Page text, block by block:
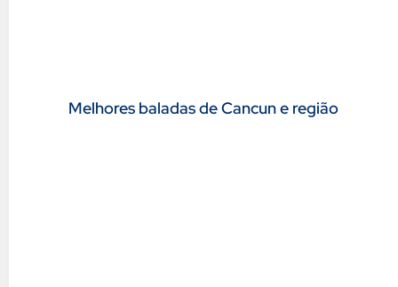
Melhores baladas de Cancun e região